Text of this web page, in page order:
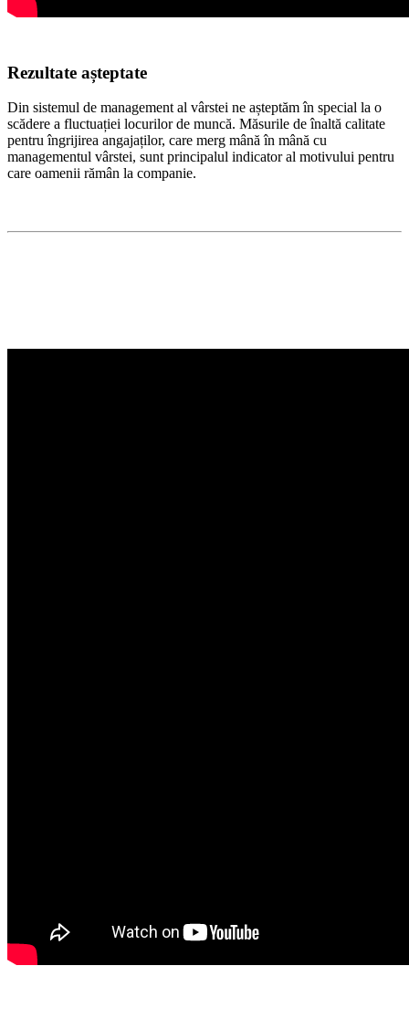
Rezultate așteptate
Din sistemul de management al vârstei ne așteptăm în special la o
scădere a fluctuației locurilor de muncă. Măsurile de înaltă calitate
pentru îngrijirea angajaților, care merg mână în mână cu
managementul vârstei, sunt principalul indicator al motivului pentru
care oamenii rămân la companie.